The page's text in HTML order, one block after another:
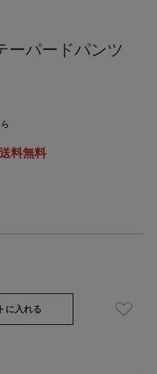
ーパードパンツ
料無料
に入れる